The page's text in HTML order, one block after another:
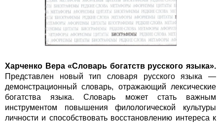
Харченко Вера «Словарь богатств русского языка».
Представлен новый тип словаря русского языка —
демонстрационный словарь, отражающий лексические
богатства языка. Словарь может стать важным
инструментом повышения филологической культуры
личности и способствовать восстановлению интереса к